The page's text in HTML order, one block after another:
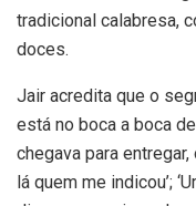
tradicional calabresa,
doces.
Jair acredita que o
está no boca a boca
chegava para
lá quem me indicou’;